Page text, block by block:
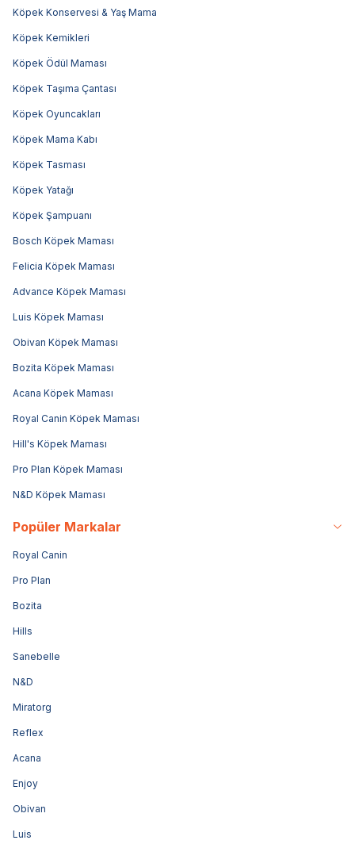
Köpek Konservesi & Yaş Mama
Köpek Kemikleri
Köpek Ödül Maması
Köpek Taşıma Çantası
Köpek Oyuncakları
Köpek Mama Kabı
Köpek Tasması
Köpek Yatağı
Köpek Şampuanı
Bosch Köpek Maması
Felicia Köpek Maması
Advance Köpek Maması
Luis Köpek Maması
Obivan Köpek Maması
Bozita Köpek Maması
Acana Köpek Maması
Royal Canin Köpek Maması
Hill's Köpek Maması
Pro Plan Köpek Maması
N&D Köpek Maması
Popüler Markalar
Royal Canin
Pro Plan
Bozita
Hills
Sanebelle
N&D
Miratorg
Reflex
Acana
Enjoy
Obivan
Luis